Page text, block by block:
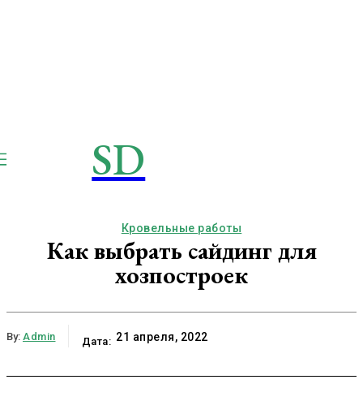
SD
Кровельные работы
Как выбрать сайдинг для
хозпостроек
By: Admin Дата: 21 апреля, 2022